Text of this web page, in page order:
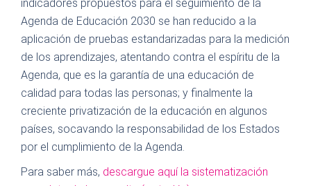
indicadores propuestos para el seguimiento de la
Agenda de Educación 2030 se han reducido a la
aplicación de pruebas estandarizadas para la medición
de los aprendizajes, atentando contra el espíritu de la
Agenda, que es la garantía de una educación de
calidad para todas las personas; y finalmente la
creciente privatización de la educación en algunos
países, socavando la responsabilidad de los Estados
por el cumplimiento de la Agenda.
Para saber más, descargue aquí la sistematización